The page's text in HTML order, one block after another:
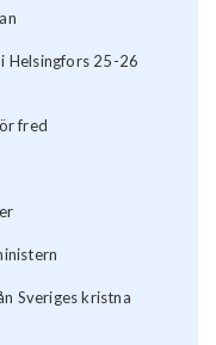
Helsingfors 25-26
fred
Sveriges kristna